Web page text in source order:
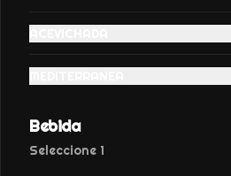
Instagram
Facebook
Bebida
Seleccione 1